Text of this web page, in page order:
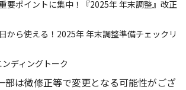
要ポイントに集中！『2025年 年末調整』改正
から使える！2025年 年末調整準備チェックリ
ディングトーク
は微修正等で変更となる可能性がござ